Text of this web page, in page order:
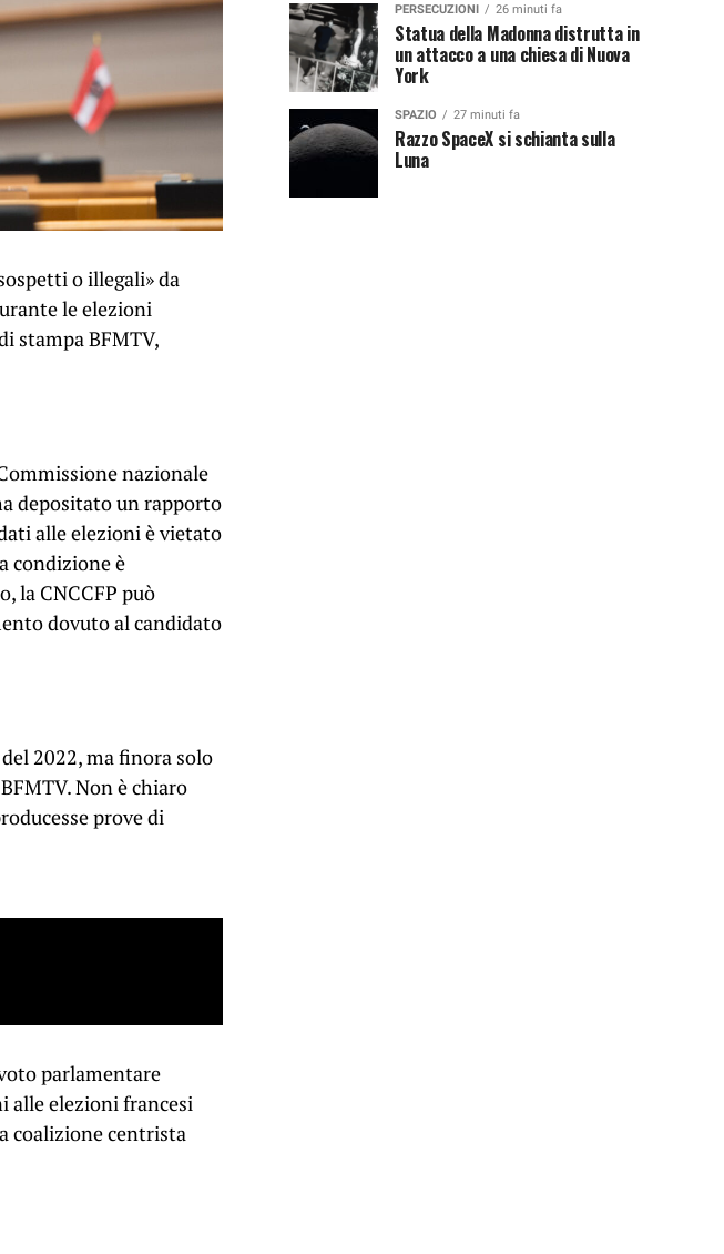
o illegali» da
le elezioni
stampa BFMTV,
nazionale
depositato un rapporto
alle elezioni è vietato
condizione è
la CNCCFP può
dovuto al candidato
2022, ma finora solo
Non è chiaro
prove di
parlamentare
alle elezioni francesi
coalizione centrista
PERSECUZIONI 26 minuti fa
Statua della Madonna distrutta in
un attacco a una chiesa di Nuova
York
SPAZIO 27 minuti fa
Razzo SpaceX si schianta sulla
Luna